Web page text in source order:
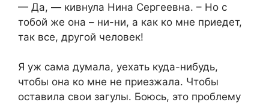
— Да, — кивнула Нина Сергеевна. – Но с
тобой же она – ни-ни, а как ко мне приедет,
так все, другой человек!
Я уж сама думала, уехать куда-нибудь,
чтобы она ко мне не приезжала. Чтобы
оставила свои загулы. Боюсь, это проблему